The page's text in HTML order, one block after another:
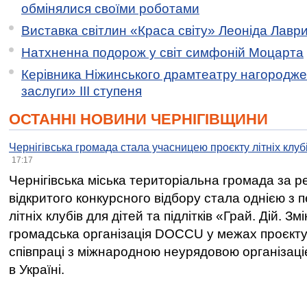
обмінялися своїми роботами
Виставка світлин «Краса світу» Леоніда
Натхненна подорож у світ симфоній Моцарта
Керівника Ніжинського драмтеатру
заслуги» ІІІ ступеня
ОСТАННІ НОВИНИ ЧЕРНІГІВЩИНИ
Чернігівська громада стала учасницею проєкту літніх
17:17
Чернігівська міська територіальна громада за
відкритого конкурсного відбору стала однією
літніх клубів для дітей та підлітків «Грай. Дій.
громадська організація DOCCU у межах
співпраці з міжнародною неурядовою
в Україні.